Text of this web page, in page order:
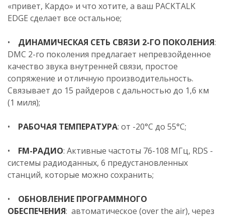
«привет, Кардо» и что хотите, а ваш PACKTALK
EDGE сделает все остальное;
• ДИНАМИЧЕСКАЯ СЕТЬ СВЯЗИ 2-ГО ПОКОЛЕНИЯ:
DMC 2-го поколения предлагает непревзойденное
качество звука внутренней связи, простое
сопряжение и отличную производительность.
Связывает до 15 райдеров с дальностью до 1,6 км
(1 миля);
• РАБОЧАЯ ТЕМПЕРАТУРА: от -20°C до 55°C;
• FM-РАДИО: Активные частоты 76-108 МГц, RDS -
системы радиоданных, 6 предустановленных
станций, которые можно сохранить;
• ОБНОВЛЕНИЕ ПРОГРАММНОГО
ОБЕСПЕЧЕНИЯ: автоматическое (over the air), через